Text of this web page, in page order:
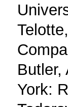
Butler,
York: